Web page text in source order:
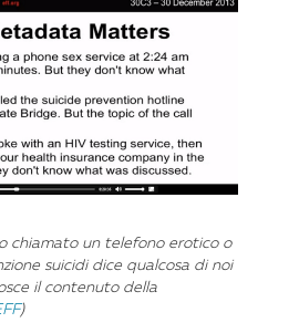
chiamato un telefono erotico o
suicidi dice qualcosa di noi
il contenuto della
)